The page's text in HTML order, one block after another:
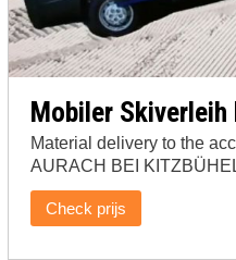
Mobiler Skiverleih
Material delivery to the
AURACH BEI
Check prijs